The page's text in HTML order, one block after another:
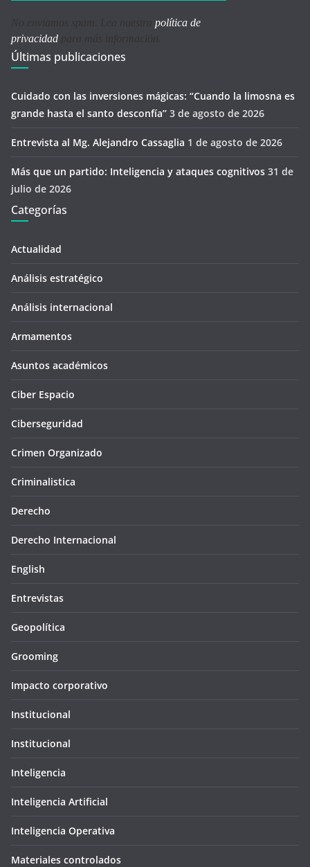
política de
privacidad
Últimas publicaciones
Cuidado con las inversiones mágicas: “Cuando la limosna es
grande hasta el santo desconfía’’ 3 de agosto de 2026
Entrevista al Mg. Alejandro Cassaglia 1 de agosto de 2026
Más que un partido: Inteligencia y ataques cognitivos 31 de
julio de 2026
Categorías
Actualidad
Análisis estratégico
Análisis internacional
Armamentos
Asuntos académicos
Ciber Espacio
Ciberseguridad
Crimen Organizado
Criminalistica
Derecho
Derecho Internacional
English
Entrevistas
Geopolítica
Grooming
Impacto corporativo
Institucional
Institucional
Inteligencia
Inteligencia Artificial
Inteligencia Operativa
Materiales controlados